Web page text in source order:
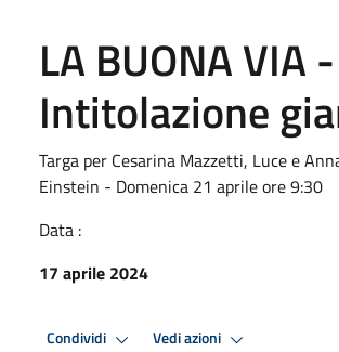
LA BUONA VIA -
Intitolazione
Targa per Cesarina Mazzetti, Luce e
Einstein - Domenica 21 aprile ore 9:30
Data :
17 aprile 2024
Condividi Vedi azioni